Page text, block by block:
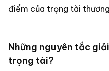
điểm của trọng tài
Những nguyên tắc
trọng tài?